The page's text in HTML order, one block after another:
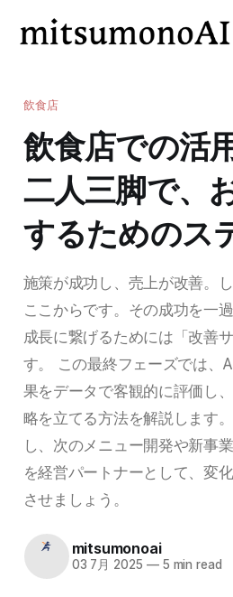
飲食店
飲食店での活
二人三脚で、
するためのス
施策が成功し、売上が改善。
ここからです。その成功を一
成長に繋げるためには「改善
す。 この最終フェーズでは、
果をデータで客観的に評価し
略を立てる方法を解説します
し、次のメニュー開発や新事
を経営パートナーとして、変
させましょう。
mitsumonoai
03 7月 2025 —5 min read